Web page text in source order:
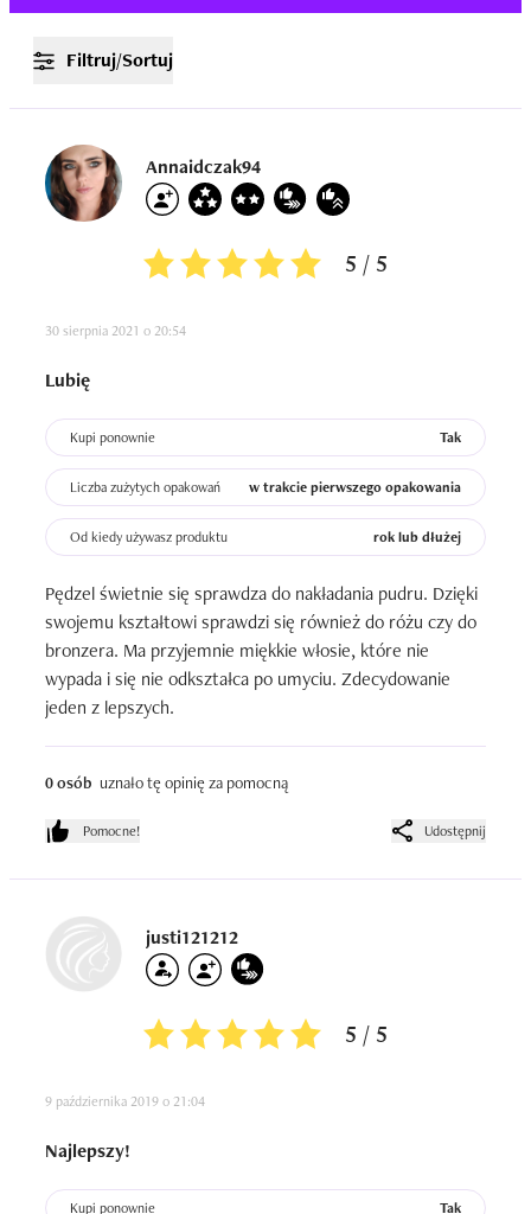
Filtruj/Sortuj
Annaidczak94
5 / 5
30 sierpnia 2021 o 20:54
Lubię
Kupi ponownie Tak
Liczba zużytych opakowań w trakcie pierwszego opakowania
Od kiedy używasz produktu rok lub dłużej
Pędzel świetnie się sprawdza do nakładania pudru. Dzięki
swojemu kształtowi sprawdzi się również do różu czy do
bronzera. Ma przyjemnie miękkie włosie, które nie
wypada i się nie odkształca po umyciu. Zdecydowanie
jeden z lepszych.
0 osób uznało tę opinię za pomocną
Pomocne! Udostępnij
justi121212
5 / 5
9 października 2019 o 21:04
Najlepszy!
Kupi ponownie Tak